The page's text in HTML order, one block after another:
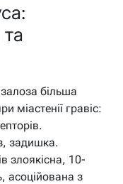
більша
міастенії гравіс:
задишка.
злоякісна, 10-
асоційована з